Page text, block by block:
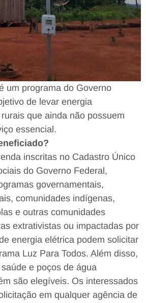
um programa do Governo
de levar energia
que ainda não possuem
essencial.
inscritas no Cadastro Único
do Governo Federal,
governamentais,
comunidades indígenas,
e outras comunidades
extrativistas ou impactadas por
energia elétrica podem solicitar
Luz Para Todos. Além disso,
e poços de água
são elegíveis. Os interessados
em qualquer agência de